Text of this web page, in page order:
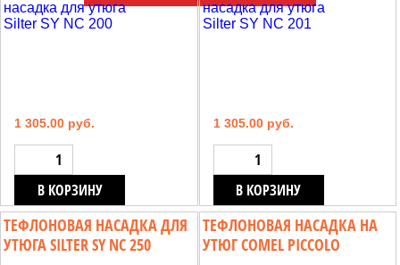
1 305.00 руб.
В КОРЗИНУ
1 305.00 руб.
В КОРЗИНУ
ТЕФЛОНОВАЯ НАСАДКА ДЛЯ
УТЮГА SILTER SY NC 250
ТЕФЛОНОВАЯ НАСАДКА НА
УТЮГ COMEL PICCOLO